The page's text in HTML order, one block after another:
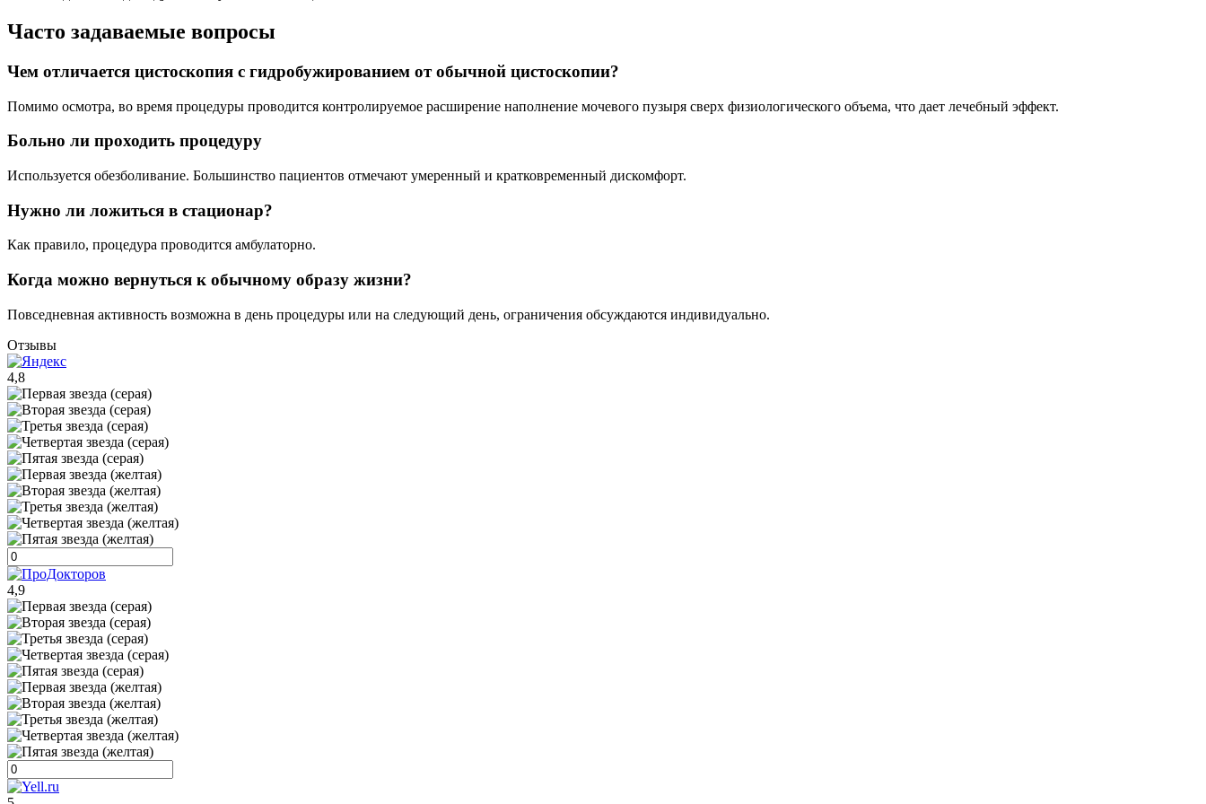
Часто задаваемые вопросы
Чем отличается цистоскопия с гидробужированием от обычной цистоскопии?
Помимо осмотра, во время процедуры проводится контролируемое расширение наполнение мочевого пузыря сверх физиологического объема, что дает лечебный эффект.
Больно ли проходить процедуру
Используется обезболивание. Большинство пациентов отмечают умеренный и кратковременный дискомфорт.
Нужно ли ложиться в стационар?
Как правило, процедура проводится амбулаторно.
Когда можно вернуться к обычному образу жизни?
Повседневная активность возможна в день процедуры или на следующий день, ограничения обсуждаются индивидуально.
Отзывы
4,8
4,9